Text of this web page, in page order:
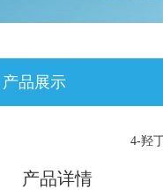
产品展示
4-羟
产品详情